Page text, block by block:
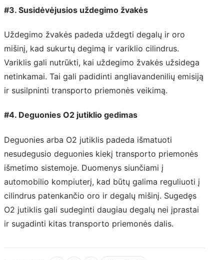
#3. Susidėvėjusios uždegimo žvakės
Uždegimo žvakės padeda uždegti degalų ir oro
mišinį, kad sukurtų degimą ir variklio cilindrus.
Variklis gali nutrūkti, kai uždegimo žvakės užsidega
netinkamai. Tai gali padidinti angliavandenilių emisiją
ir susilpninti transporto priemonės veikimą.
#4. Deguonies O2 jutiklio gedimas
Deguonies arba O2 jutiklis padeda išmatuoti
nesudegusio deguonies kiekį transporto priemonės
išmetimo sistemoje. Duomenys siunčiami į
automobilio kompiuterį, kad būtų galima reguliuoti į
cilindrus patenkančio oro ir degalų mišinį. Sugedęs
O2 jutiklis gali sudeginti daugiau degalų nei įprastai
ir sugadinti kitas transporto priemonės dalis.